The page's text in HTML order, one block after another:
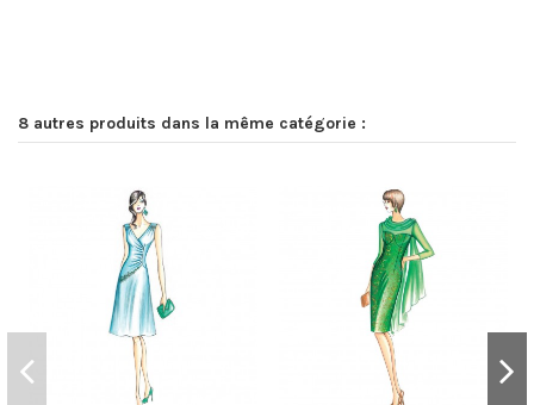
8 autres produits dans la même catégorie :